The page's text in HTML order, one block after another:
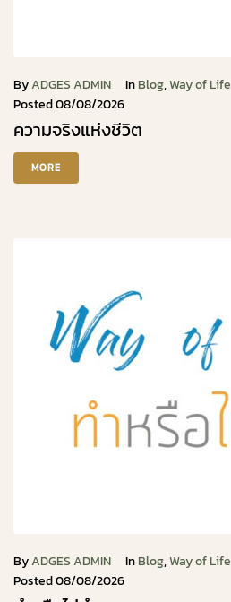
ByADGES ADMIN InBlog,Way of Life
Posted08/08/2026
ความจริงแห่งชีวิต
MORE
ByADGES ADMIN InBlog,Way of Life
Posted08/08/2026